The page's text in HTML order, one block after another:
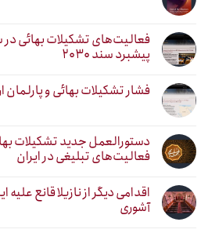
فعالیت‌های تشکیلات بهائی در
پیشبرد سند ۲۰۳۰
فشار تشکیلات بهائی و پارلمان
دستورالعمل جدید تشکیلات
فعالیت‌های تبلیغی در ایران
اقدامی دیگر از نازیلا قانع
آشوری